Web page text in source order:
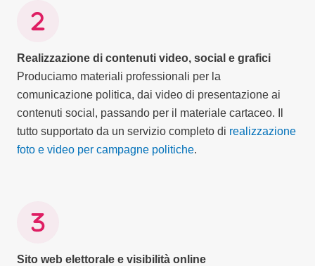
Realizzazione di contenuti video, social e grafici
Produciamo materiali professionali per la
comunicazione politica, dai video di presentazione ai
contenuti social, passando per il materiale cartaceo. Il
tutto supportato da un servizio completo di realizzazione
foto e video per campagne politiche.
Sito web elettorale e visibilità online